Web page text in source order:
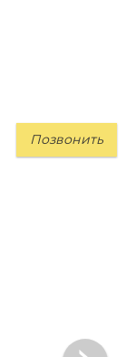
Позвонить